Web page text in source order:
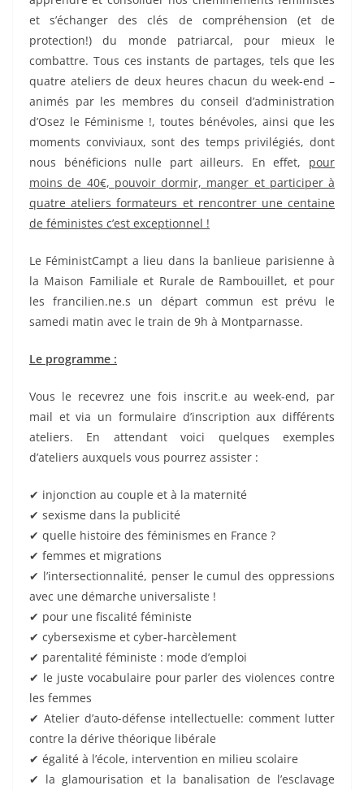
et s’échanger des clés de compréhension (et de
protection!) du monde patriarcal, pour mieux le
combattre. Tous ces instants de partages, tels que les
quatre ateliers de deux heures chacun du week-end –
animés par les membres du conseil d’administration
d’Osez le Féminisme !, toutes bénévoles, ainsi que les
moments conviviaux, sont des temps privilégiés, dont
nous bénéficions nulle part ailleurs. En effet, pour
moins de 40€, pouvoir dormir, manger et participer à
quatre ateliers formateurs et rencontrer une centaine
de féministes c’est exceptionnel !
Le FéministCampt a lieu dans la banlieue parisienne à
la Maison Familiale et Rurale de Rambouillet, et pour
les francilien.ne.s un départ commun est prévu le
samedi matin avec le train de 9h à Montparnasse.
Le programme :
Vous le recevrez une fois inscrit.e au week-end, par
mail et via un formulaire d’inscription aux différents
ateliers. En attendant voici quelques exemples
d’ateliers auxquels vous pourrez assister :
✔ injonction au couple et à la maternité
✔ sexisme dans la publicité
✔ quelle histoire des féminismes en France ?
✔ femmes et migrations
✔ l’intersectionnalité, penser le cumul des oppressions
avec une démarche universaliste !
✔ pour une fiscalité féministe
✔ cybersexisme et cyber-harcèlement
✔ parentalité féministe : mode d’emploi
✔ le juste vocabulaire pour parler des violences contre
les femmes
✔ Atelier d’auto-défense intellectuelle: comment lutter
contre la dérive théorique libérale
✔ égalité à l’école, intervention en milieu scolaire
✔ la glamourisation et la banalisation de l’esclavage